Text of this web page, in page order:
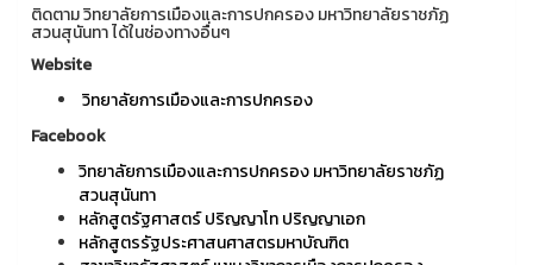
ติดตาม วิทยาลัยการเมืองและการปกครอง มหาวิทยาลัยราชภัฏ
สวนสุนันทา ได้ในช่องทางอื่นๆ
Website
วิทยาลัยการเมืองและการปกครอง
Facebook
วิทยาลัยการเมืองและการปกครอง มหาวิทยาลัยราชภัฏ
สวนสุนันทา
หลักสูตรัฐศาสตร์ ปริญญาโท ปริญญาเอก
หลักสูตรรัฐประศาสนศาสตรมหาบัณฑิต